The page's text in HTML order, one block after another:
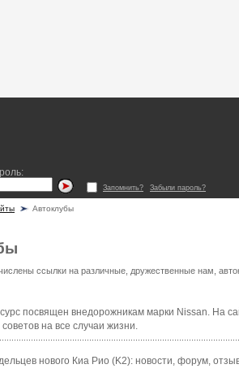
Запомнить? Забыли пароль?
Автоклубы
ссылки на различные, дружественные нам,
посвящен внедорожникам марки Nissan. На
на все случаи жизни.
нового Киа Рио (K2): новости, форум,